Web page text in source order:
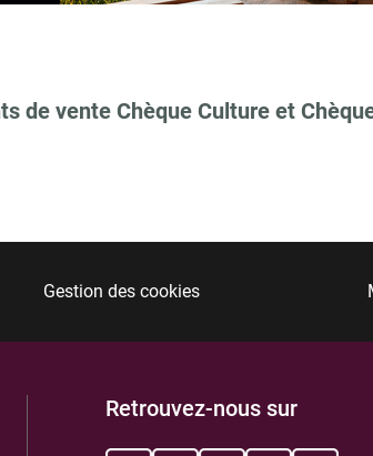
de vente Chèque Culture et
Gestion des cookies
Retrouvez-nous sur